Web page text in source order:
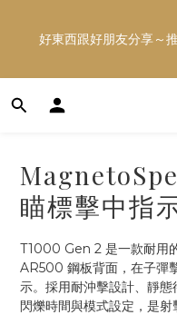
認現貨
好東西跟好朋友分享～
多平台銷售，商品資訊
瞄標擊中指
T1000 Gen 2 是一款耐用
AR500 鋼板背面，在子彈
示。採用耐沖擊設計、靜態
閃爍時間與模式設定，是射